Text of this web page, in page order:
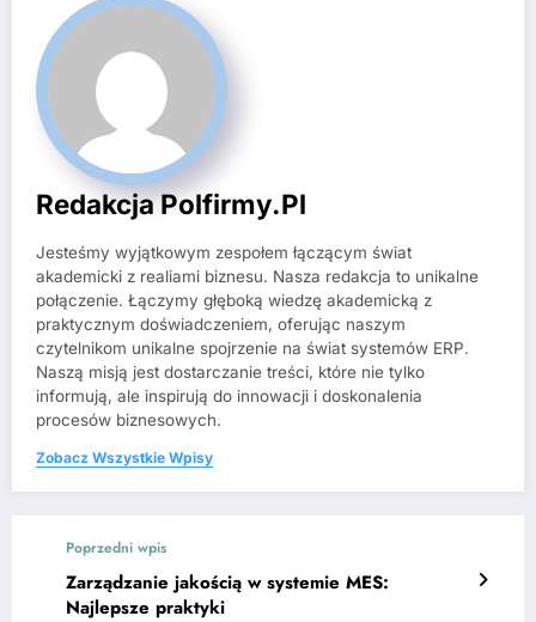
Redakcja Polfirmy.pl
Jesteśmy wyjątkowym zespołem łączącym świat
akademicki z realiami biznesu. Nasza redakcja to unikalne
połączenie. Łączymy głęboką wiedzę akademicką z
praktycznym doświadczeniem, oferując naszym
czytelnikom unikalne spojrzenie na świat systemów ERP.
Naszą misją jest dostarczanie treści, które nie tylko
informują, ale inspirują do innowacji i doskonalenia
procesów biznesowych.
Zobacz Wszystkie Wpisy
Poprzedni wpis
Zarządzanie jakością w systemie MES:
Najlepsze praktyki